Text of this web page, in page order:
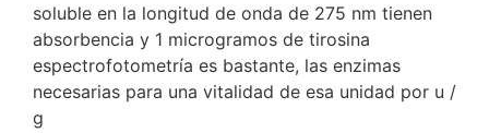
soluble en la longitud de onda de 275 nm tienen
absorbencia y 1 microgramos de tirosina
espectrofotometría es bastante, las enzimas
necesarias para una vitalidad de esa unidad por u /
g